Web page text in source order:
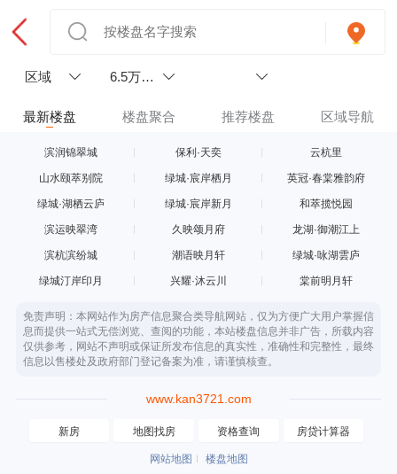
区域
6.5万以
最新楼盘
楼盘聚合 推荐楼盘 区域导航
滨润锦翠城 保利·天奕 云杭里
山水颐萃别院 绿城·宸岸栖月 英冠·春棠雅韵府
绿城·湖栖云庐 绿城·宸岸新月 和萃揽悦园
滨运映翠湾 久映颂月府 龙湖·御潮江上
滨杭滨纷城 潮语映月轩 绿城·咏湖雲庐
绿城汀岸印月 兴耀·沐云川 棠前明月轩
免责声明：本网站作为房产信息聚合类导航网站，仅为方便广大用户掌握信
息而提供一站式无偿浏览、查阅的功能，本站楼盘信息并非广告，所载内容
仅供参考，网站不声明或保证所发布信息的真实性，准确性和完整性，最终
信息以售楼处及政府部门登记备案为准，请谨慎核查。
www.kan3721.com
新房 地图找房 资格查询 房贷计算器
网站地图
楼盘地图